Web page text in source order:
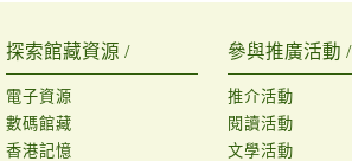
探索館藏資源 /
電子資源
數碼館藏
香港記憶
參與推廣活動 /
推介活動
閱讀活動
文學活動